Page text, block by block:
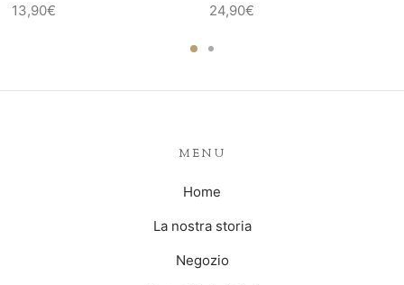
13,90€
24,90€
MENU
Home
La nostra storia
Negozio